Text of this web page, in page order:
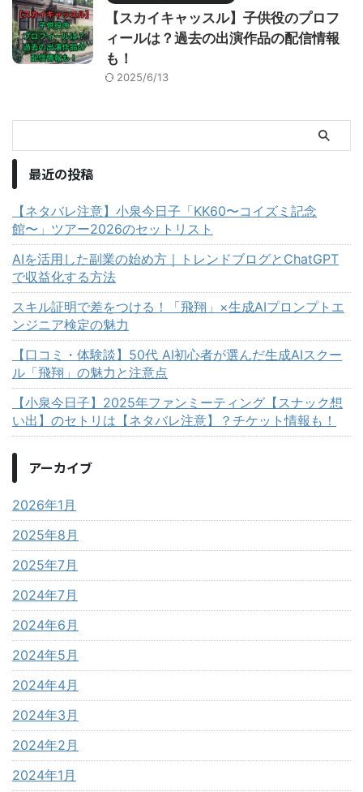
【スカイキャッスル】子供役のプロフ
ィールは？過去の出演作品の配信情報
も！
2025/6/13
最近の投稿
【ネタバレ注意】小泉今日子「KK60〜コイズミ記念
館〜」ツアー2026のセットリスト
AIを活用した副業の始め方｜トレンドブログとChatGPT
で収益化する方法
スキル証明で差をつける！「飛翔」×生成AIプロンプトエ
ンジニア検定の魅力
【口コミ・体験談】50代 AI初心者が選んだ生成AIスクー
ル「飛翔」の魅力と注意点
【小泉今日子】2025年ファンミーティング【スナック想
い出】のセトリは【ネタバレ注意】？チケット情報も！
アーカイブ
2026年1月
2025年8月
2025年7月
2024年7月
2024年6月
2024年5月
2024年4月
2024年3月
2024年2月
2024年1月